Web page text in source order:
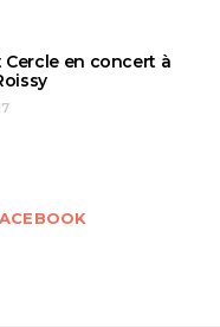
Cercle en concert à